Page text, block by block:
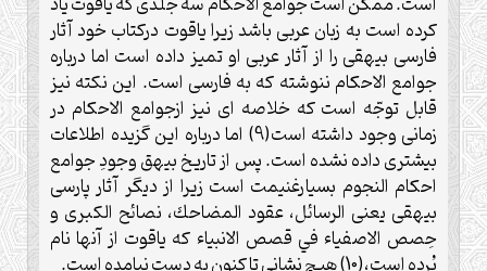
كرده است به زبان عربى باشد زيرا ياقوت دركتاب خود آثار
فارسى بيهقى را از آثار عربى او تميز داده است اما درباره
جوامع الاحكام ننوشته كه به فارسى است. اين نكته نيز
قابل توجّه است كه خلاصه اى نيز ازجوامع الاحكام در
زمانى وجود داشته است(9) اما درباره اين گزيده اطلاعات
بيشترى داده نشده است. پس از تاريخ بيهق وجودِ جوامع
احكام النجوم بسيارغنيمت است زيرا از ديگر آثار پارسى
بيهقى يعنى الرسائل، عقود المضاحك، نصائح الكبرى و
حِصص الاصفياء في قصص الانبياء كه ياقوت از آنها نام